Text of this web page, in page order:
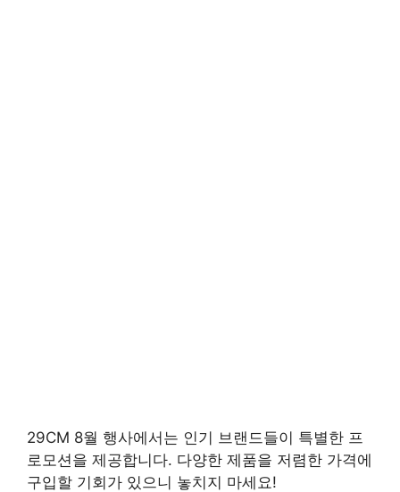
29CM 8월 행사에서는 인기 브랜드들이 특별한 프
로모션을 제공합니다. 다양한 제품을 저렴한 가격에
구입할 기회가 있으니 놓치지 마세요!